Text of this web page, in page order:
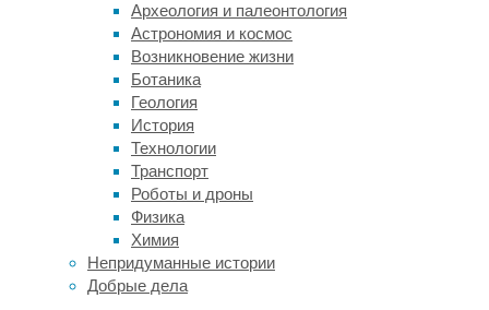
Археология и палеонтология
Астрономия и космос
Возникновение жизни
Ботаника
Геология
История
Технологии
Транспорт
Роботы и дроны
Физика
Химия
Непридуманные истории
Добрые дела
Зеленый
кофе
часто
выбирают
люди,
которые
хотят
быстро
снизить
массу
тела.
Биологически
активные